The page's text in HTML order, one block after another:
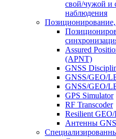
свой/чужой и
наблюдения
Assured
(APNT)
GNSS
GNSS/GEO/
GNSS/GEO/
GPS Simulator
RF Transcoder
Resilient
Антенны